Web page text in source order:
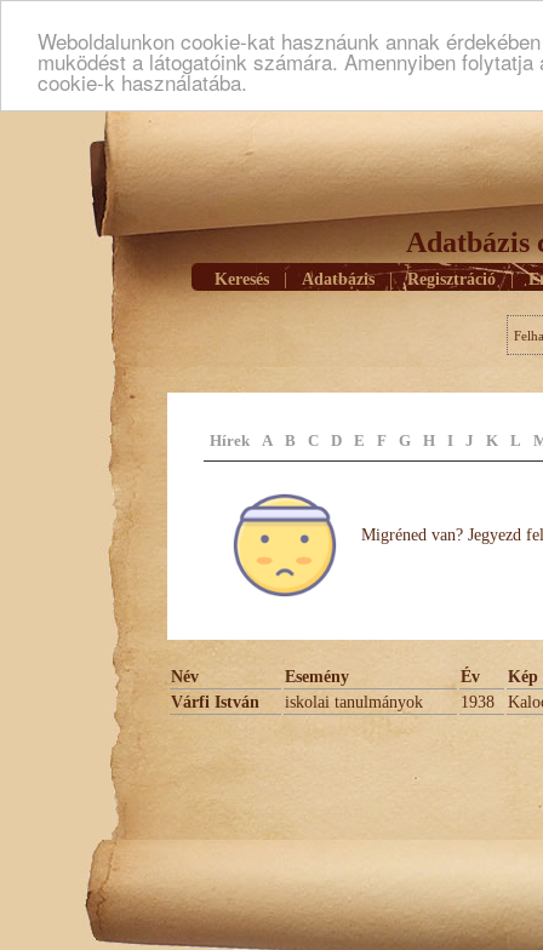
Weboldalunkon cookie-kat hasznáunk annak
muködést a látogatóink számára. Amennyiben
cookie-k használatába.
Adatbázis
Keresés Adatbázis | Regisztráció |
Hírek A B C D E F G H I J K L
Migréned van? Jegyezd
Név Esemény Év
Kép
Várfi István
iskolai tanulmányok 1938